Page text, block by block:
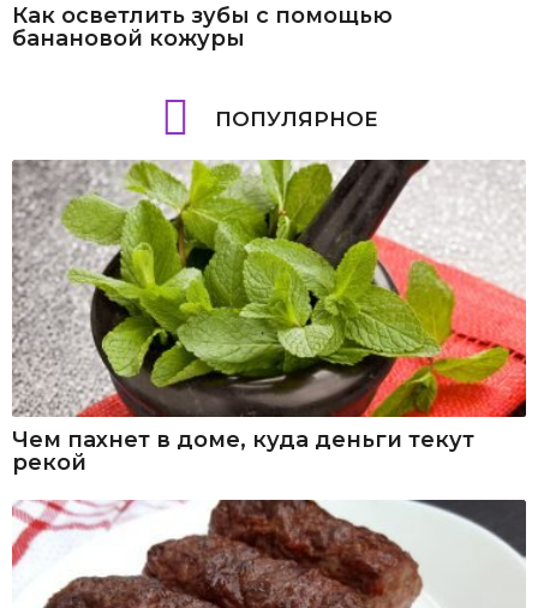
Как осветлить зубы с помощью
банановой кожуры
ПОПУЛЯРНОЕ
Чем пахнет в доме, куда деньги текут
рекой